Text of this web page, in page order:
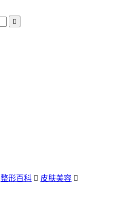

整形百科  皮肤美容 